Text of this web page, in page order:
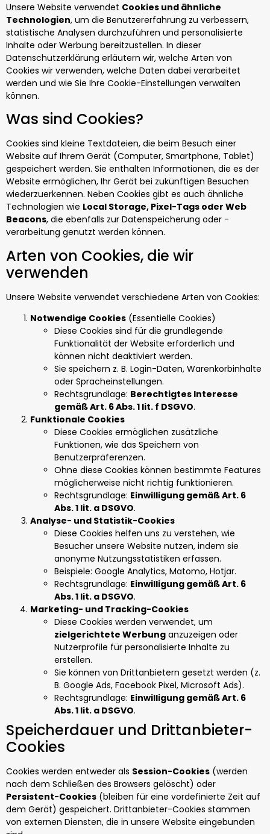
Unsere Website verwendet Cookies und ähnliche
Technologien, um die Benutzererfahrung zu verbessern,
statistische Analysen durchzuführen und personalisierte
Inhalte oder Werbung bereitzustellen. In dieser
Datenschutzerklärung erläutern wir, welche Arten von
Cookies wir verwenden, welche Daten dabei verarbeitet
werden und wie Sie Ihre Cookie-Einstellungen verwalten
können.
Was sind Cookies?
Cookies sind kleine Textdateien, die beim Besuch einer
Website auf Ihrem Gerät (Computer, Smartphone, Tablet)
gespeichert werden. Sie enthalten Informationen, die es der
Website ermöglichen, Ihr Gerät bei zukünftigen Besuchen
wiederzuerkennen. Neben Cookies gibt es auch ähnliche
Technologien wie Local Storage, Pixel-Tags oder Web
Beacons, die ebenfalls zur Datenspeicherung oder -
verarbeitung genutzt werden können.
Arten von Cookies, die wir
verwenden
Unsere Website verwendet verschiedene Arten von Cookies:
Notwendige Cookies (Essentielle Cookies)
Diese Cookies sind für die grundlegende
Funktionalität der Website erforderlich und
können nicht deaktiviert werden.
Sie speichern z. B. Login-Daten, Warenkorbinhalte
oder Spracheinstellungen.
Rechtsgrundlage: Berechtigtes Interesse
gemäß Art. 6 Abs. 1 lit. f DSGVO.
Funktionale Cookies
Diese Cookies ermöglichen zusätzliche
Funktionen, wie das Speichern von
Benutzerpräferenzen.
Ohne diese Cookies können bestimmte Features
möglicherweise nicht richtig funktionieren.
Rechtsgrundlage: Einwilligung gemäß Art. 6
Abs. 1 lit. a DSGVO.
Analyse- und Statistik-Cookies
Diese Cookies helfen uns zu verstehen, wie
Besucher unsere Website nutzen, indem sie
anonyme Nutzungsstatistiken erfassen.
Beispiele: Google Analytics, Matomo, Hotjar.
Rechtsgrundlage: Einwilligung gemäß Art. 6
Abs. 1 lit. a DSGVO.
Marketing- und Tracking-Cookies
Diese Cookies werden verwendet, um
zielgerichtete Werbung anzuzeigen oder
Nutzerprofile für personalisierte Inhalte zu
erstellen.
Sie können von Drittanbietern gesetzt werden (z.
B. Google Ads, Facebook Pixel, Microsoft Ads).
Rechtsgrundlage: Einwilligung gemäß Art. 6
Abs. 1 lit. a DSGVO.
Speicherdauer und Drittanbieter-
Cookies
Cookies werden entweder als Session-Cookies (werden
nach dem Schließen des Browsers gelöscht) oder
Persistent-Cookies (bleiben für eine vordefinierte Zeit auf
dem Gerät) gespeichert. Drittanbieter-Cookies stammen
von externen Diensten, die in unsere Website eingebunden